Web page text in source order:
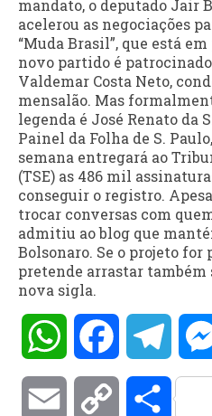
mandato, o deputado Jair
acelerou as negociações
“Muda Brasil”, que está
novo partido é
Valdemar Costa Neto,
mensalão. Mas
legenda é José Renato da
Painel da Folha de S.
semana entregará ao
(TSE) as 486 mil
conseguir o registro.
trocar conversas com
admitiu ao blog que
Bolsonaro. Se o projeto for
pretende arrastar também
nova sigla.
WhatsAppFacebook
Email Copy